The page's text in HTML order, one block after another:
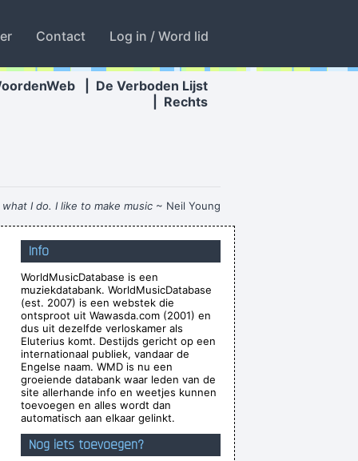
Contact Log in / Word lid
De Verboden Lijst
Rechts
I do. I like to make music ~ Neil Young
In my life you don't have to.~ Elvis Presley
will get you in the end
t have to deal with money that smells
funny
whom, but I felt sometimes it´ s good to
to donate whatever they can~ Moby
making it otherwise~ George Michael
Ces't le ton qui fait la music~ Rue Rapide
Because I Thought That Was A Very
Interest And Shock Waves~ Annie Lennox
Info
WorldMusicDatabase is een
muziekdatabank. WorldMusicDatabase
(est. 2007) is een webstek die
ontsproot uit Wawasda.com (2001) en
dus uit dezelfde verloskamer als
Eluterius komt. Destijds gericht op een
internationaal publiek, vandaar de
Engelse naam. WMD is nu een
groeiende databank waar leden van de
site allerhande info en weetjes kunnen
toevoegen en alles wordt dan
automatisch aan elkaar gelinkt.
Nog iets toevoegen?